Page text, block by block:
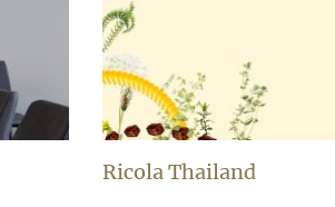
Ricola Thailand